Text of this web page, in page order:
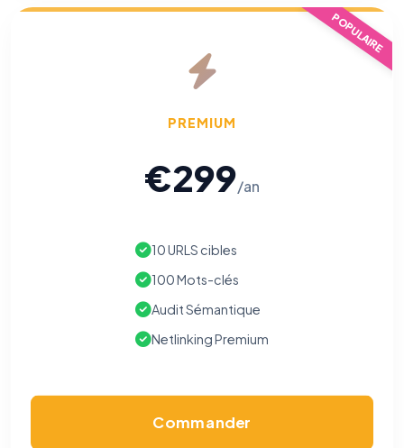
POPULAIRE
PREMIUM
€299/an
10 URLS cibles
100 Mots-clés
Audit Sémantique
Netlinking Premium
Commander